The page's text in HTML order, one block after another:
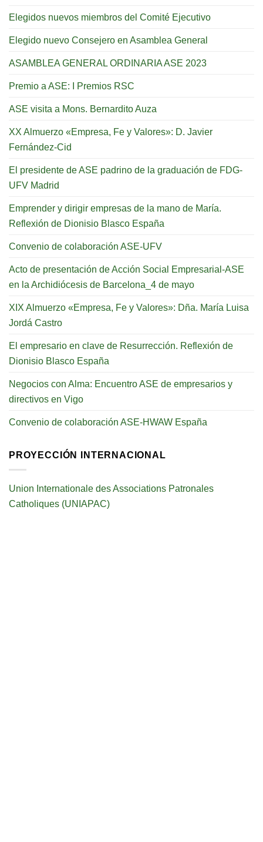
Elegidos nuevos miembros del Comité Ejecutivo
Elegido nuevo Consejero en Asamblea General
ASAMBLEA GENERAL ORDINARIA ASE 2023
Premio a ASE: I Premios RSC
ASE visita a Mons. Bernardito Auza
XX Almuerzo «Empresa, Fe y Valores»: D. Javier
Fernández-Cid
El presidente de ASE padrino de la graduación de FDG-
UFV Madrid
Emprender y dirigir empresas de la mano de María.
Reflexión de Dionisio Blasco España
Convenio de colaboración ASE-UFV
Acto de presentación de Acción Social Empresarial-ASE
en la Archidiócesis de Barcelona_4 de mayo
XIX Almuerzo «Empresa, Fe y Valores»: Dña. María Luisa
Jordá Castro
El empresario en clave de Resurrección. Reflexión de
Dionisio Blasco España
Negocios con Alma: Encuentro ASE de empresarios y
directivos en Vigo
Convenio de colaboración ASE-HWAW España
PROYECCIÓN INTERNACIONAL
Union Internationale des Associations Patronales
Catholiques (UNIAPAC)